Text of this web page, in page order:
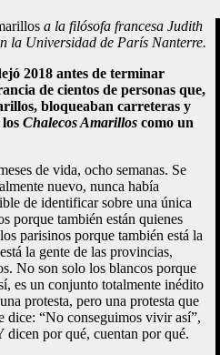
a la filósofa francesa Judith
la Universidad de París Nanterre.
2018 antes de terminar
de cientos de personas que,
bloqueaban carreteras y
Chalecos Amarillos como un
de vida, ocho semanas. Se
nuevo, nunca había
de identificar sobre una única
porque también están quienes
parisinos porque también está la
la gente de las provincias,
No son solo los blancos porque
es un conjunto totalmente inédito
protesta, pero una protesta que
dice: “No conseguimos vivir así”,
dicen por qué, cuentan por qué.